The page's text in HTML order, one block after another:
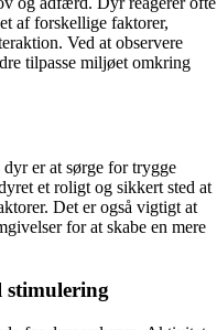
af forskellige faktorer,
Ved at observere
tilpasse miljøet omkring
er at sørge for trygge
et roligt og sikkert sted at
Det er også vigtigt at
for at skabe en mere
stimulering